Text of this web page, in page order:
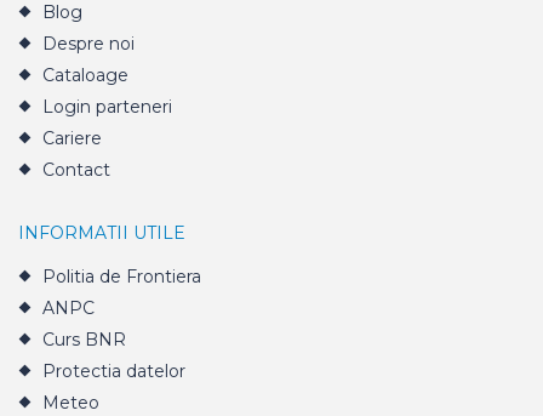
Blog
Despre noi
Cataloage
Login parteneri
Cariere
Contact
INFORMATII UTILE
Politia de Frontiera
ANPC
Curs BNR
Protectia datelor
Meteo